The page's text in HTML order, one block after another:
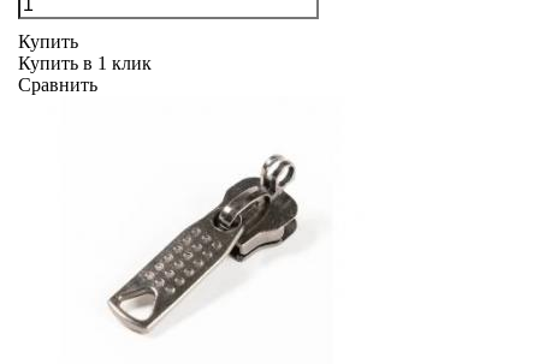
Купить
Купить в 1 клик
Сравнить